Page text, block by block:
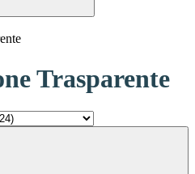
Trasparente